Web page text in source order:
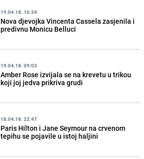
19.04.18. 16:24
Nova djevojka Vincenta Cassela zasjenila i
predivnu Monicu Belluci
19.04.18. 09:03
Amber Rose izvijala se na krevetu u trikou
koji joj jedva prikriva grudi
18.04.18. 22:47
Paris Hilton i Jane Seymour na crvenom
tepihu se pojavile u istoj haljini